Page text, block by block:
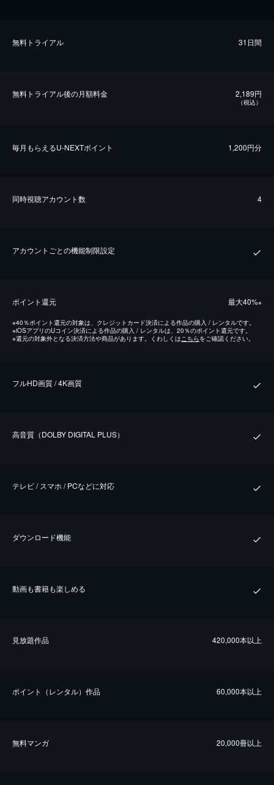
無料トライアル 31日間
無料トライアル後の⽉額料金 2,189円
（税込）
毎⽉もらえるU-NEXTポイント 1,200円分
同時視聴アカウント数 4
アカウントごとの機能制限設定
ポイント還元 最⼤40%※
※40％ポイント還元の対象は、クレジットカード決済による作品の購入 / レンタルです。
※iOSアプリのUコイン決済による作品の購入 / レンタルは、20％のポイント還元です。
※還元の対象外となる決済方法や商品があります。くわしくは こちらをご確認ください。
フルHD画質 / 4K画質
⾼⾳質（DOLBY DIGITAL PLUS）
テレビ / スマホ / PCなどに対応
ダウンロード機能
動画も書籍も楽しめる
⾒放題作品 420,000本以上
ポイント（レンタル）作品 60,000本以上
無料マンガ 20,000冊以上